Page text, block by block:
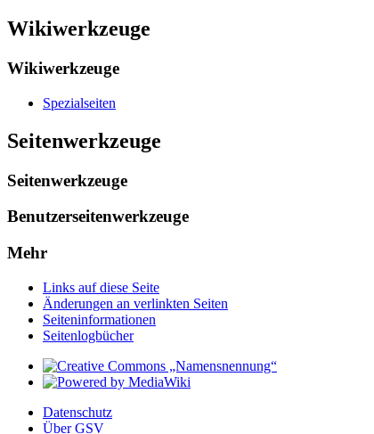
Wikiwerkzeuge
Wikiwerkzeuge
Spezialseiten
Seitenwerkzeuge
Seitenwerkzeuge
Benutzerseitenwerkzeuge
Mehr
Links auf diese Seite
Änderungen an verlinkten Seiten
Seiten­­informationen
Seitenlogbücher
Datenschutz
Über GSV